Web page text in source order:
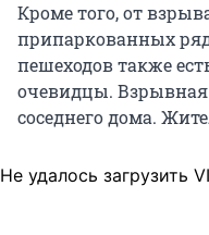
Кроме того, от
припаркованных
пешеходов также
очевидцы. Взрывная
соседнего дома.
Не удалось загрузить